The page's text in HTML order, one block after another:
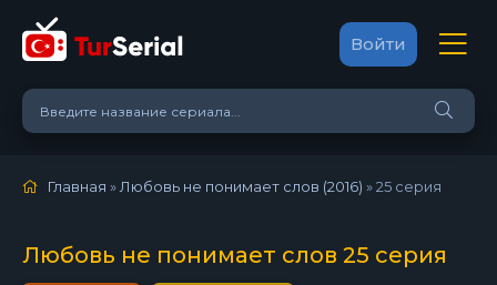
Войти
Главная » Любовь не понимает слов (2016) »25 серия
Любовь не понимает слов 25 серия